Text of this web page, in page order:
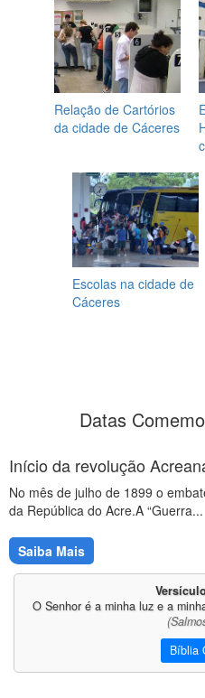
Relação de Cartórios
da cidade de Cáceres
Escolas na cidade de
Cáceres
Datas
Início da revolução
No mês de julho de 1899 o
da República do Acre.A “Guerra...
Saiba Mais
O Senhor é a minha luz e a
Bíblia